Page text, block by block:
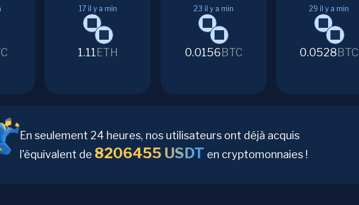
17 il y a min
1.11ETH
23 il y a min
0.0156BTC
29 il y a min
0.0528BTC
En seulement 24 heures, nos utilisateurs ont déjà acquis
l'équivalent de 8206455 USDT en cryptomonnaies !